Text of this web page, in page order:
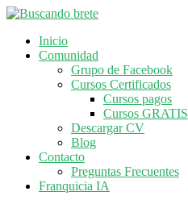
Inicio
Comunidad
Grupo de Facebook
Cursos Certificados
Cursos pagos
Cursos GRATIS
Descargar CV
Blog
Contacto
Preguntas Frecuentes
Franquicia IA